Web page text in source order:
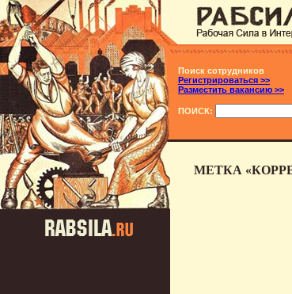
Поиск сотрудников
Регистрироваться >>
Разместить вакансию >>
ПОИСК:
МЕТКА